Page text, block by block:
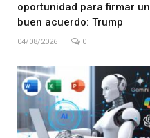
oportunidad para firmar un
buen acuerdo: Trump
04/08/2026 0